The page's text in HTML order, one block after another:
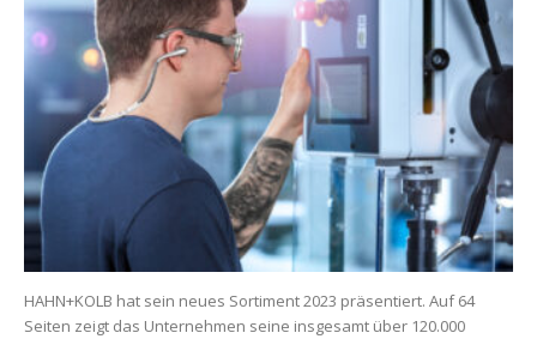
HAHN+KOLB hat sein neues Sortiment 2023 präsentiert. Auf 64
Seiten zeigt das Unternehmen seine insgesamt über 120.000